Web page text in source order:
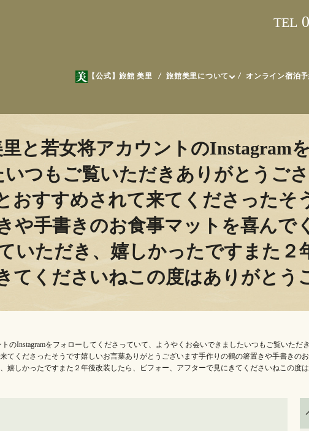
【公式】旅館 美里 旅館美里について オンライン宿泊
TEL
と若女将アカウントのInstagram
つもご覧いただきありがとうご
おすすめされて来てくださったそ
や手書きのお食事マットを喜んで
いただき、嬉しかったですまた２
てくださいね️この度はありがとう
のInstagramをフォローしてくださっていて、ようやくお会いできました️いつもご覧いただ
てくださったそうです嬉しいお言葉ありがとうございます手作りの鶴の箸置きや手書きの
嬉しかったですまた２年後改装したら、ビフォー、アフターで見にきてくださいね️この度